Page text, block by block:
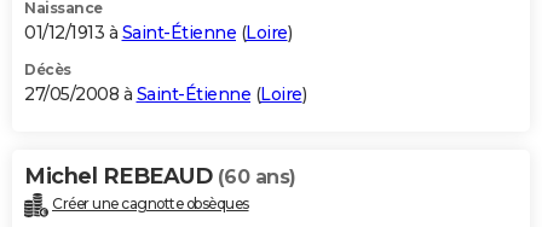
Naissance
01/12/1913 à Saint-Étienne (Loire)
Décès
27/05/2008 à Saint-Étienne (Loire)
Michel REBEAUD (60 ans)
Créer une cagnotte obsèques